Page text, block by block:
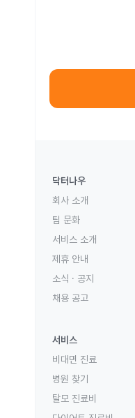
닥터나우
회사 소개
팀 문화
서비스 소개
제휴 안내
소식 · 공지
채용 공고
서비스
비대면 진료
병원 찾기
탈모 진료비